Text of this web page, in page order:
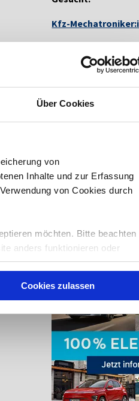
Über Cookies
von
Inhalte und zur Erfassung
von Cookies durch
möchten. Bitte beachten
anders funktionieren oder
auch, Sie zu
unserer
Cookies zulassen
Kfz-
Ausbildung zur/
(m/w/d) für